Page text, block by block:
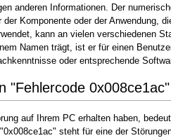
anderen Informationen. Der
der Komponente oder der Anwendung,
kann an vielen verschiedenen
Namen trägt, ist er für einen
oder entsprechende
"Fehlercode 0x008ce1ac"
auf Ihrem PC erhalten haben,
steht für eine der